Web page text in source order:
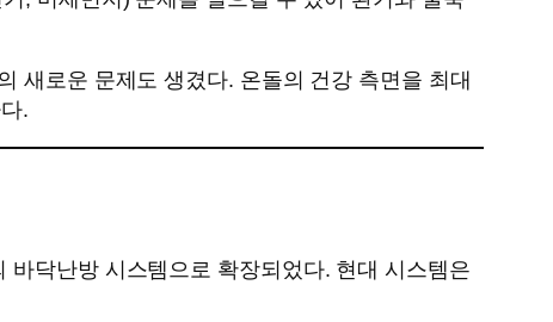
새로운 문제도 생겼다. 온돌의 건강 측면을 최대
.
바닥난방 시스템으로 확장되었다. 현대 시스템은